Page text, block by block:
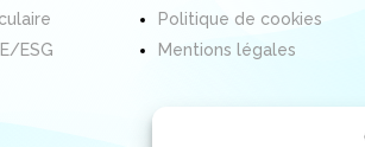
ESG
Politique de cookies
Mentions légales